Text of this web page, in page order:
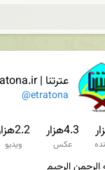
عترتنا | www.Etratona.ir
@etratona
4.3هزار
عکس
2.2هزار
ویدیو